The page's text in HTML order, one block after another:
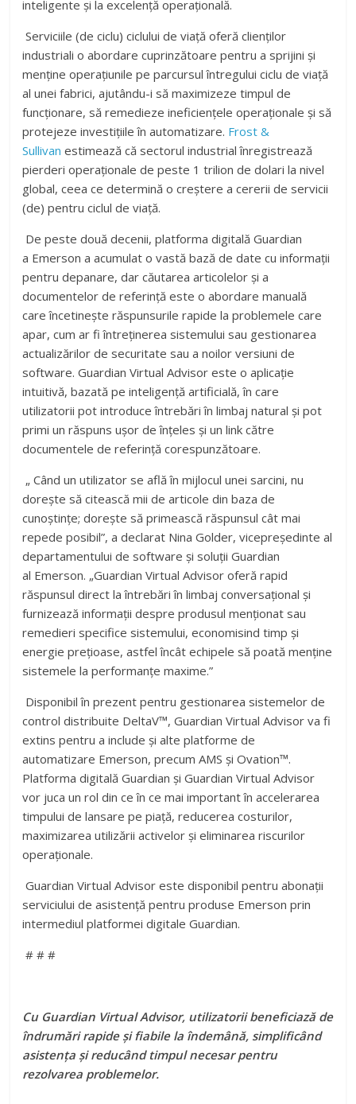
inteligente și la excelență operațională.
Serviciile (de ciclu) ciclului de viață oferă clienților
industriali o abordare cuprinzătoare pentru a sprijini și
menține operațiunile pe parcursul întregului ciclu de viață
al unei fabrici, ajutându-i să maximizeze timpul de
funcționare, să remedieze ineficiențele operaționale și să
protejeze investițiile în automatizare. Frost &
Sullivan estimează că sectorul industrial înregistrează
pierderi operaționale de peste 1 trilion de dolari la nivel
global, ceea ce determină o creștere a cererii de servicii
(de) pentru ciclul de viață.
De peste două decenii, platforma digitală Guardian
a Emerson a acumulat o vastă bază de date cu informații
pentru depanare, dar căutarea articolelor și a
documentelor de referință este o abordare manuală
care încetinește răspunsurile rapide la problemele care
apar, cum ar fi întreținerea sistemului sau gestionarea
actualizărilor de securitate sau a noilor versiuni de
software. Guardian Virtual Advisor este o aplicație
intuitivă, bazată pe inteligență artificială, în care
utilizatorii pot introduce întrebări în limbaj natural și pot
primi un răspuns ușor de înțeles și un link către
documentele de referință corespunzătoare.
„ Când un utilizator se află în mijlocul unei sarcini, nu
dorește să citească mii de articole din baza de
cunoștințe; dorește să primească răspunsul cât mai
repede posibil”, a declarat Nina Golder, vicepreședinte al
departamentului de software și soluții Guardian
al Emerson. „Guardian Virtual Advisor oferă rapid
răspunsul direct la întrebări în limbaj conversațional și
furnizează informații despre produsul menționat sau
remedieri specifice sistemului, economisind timp și
energie prețioase, astfel încât echipele să poată menține
sistemele la performanțe maxime.”
Disponibil în prezent pentru gestionarea sistemelor de
control distribuite DeltaV™, Guardian Virtual Advisor va fi
extins pentru a include și alte platforme de
automatizare Emerson, precum AMS și Ovation™.
Platforma digitală Guardian și Guardian Virtual Advisor
vor juca un rol din ce în ce mai important în accelerarea
timpului de lansare pe piață, reducerea costurilor,
maximizarea utilizării activelor și eliminarea riscurilor
operaționale.
Guardian Virtual Advisor este disponibil pentru abonații
serviciului de asistență pentru produse Emerson prin
intermediul platformei digitale Guardian.
# # #
Cu Guardian Virtual Advisor, utilizatorii beneficiază de
îndrumări rapide și fiabile la îndemână, simplificând
asistența și reducând timpul necesar pentru
rezolvarea problemelor.